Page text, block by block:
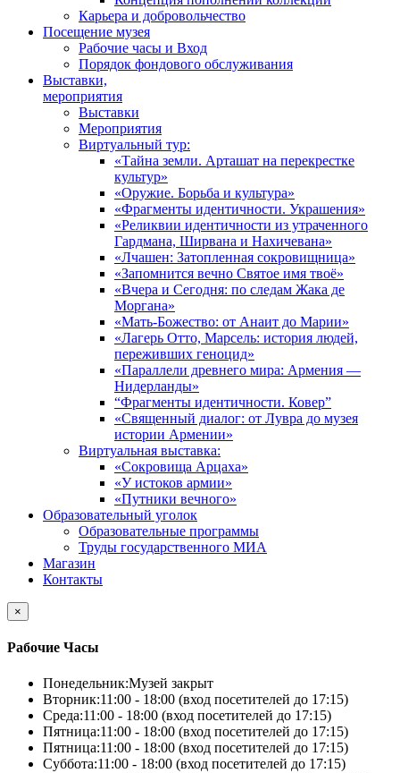
Карьера и добровольчество
Посещение музея
Рабочие часы и Вход
Порядок фондового обслуживания
Выставки,
мероприятия
Выставки
Мероприятия
Виртуальный тур:
«Тайна земли. Арташат на перекрестке
культур»
«Оружие. Борьба и культура»
«Фрагменты идентичности. Украшения»
«Реликвии идентичности из утраченного
Гардмана, Ширвана и Нахичевана»
«Лчашен: Затопленная сокровищница»
«Запомнится вечно Святое имя твоё»
«Вчера и Сегодня: по следам Жака де
Моргана»
«Мать-Божество: от Анаит до Марии»
«Лагерь Отто, Марсель: история людей,
переживших геноцид»
«Параллели древнего мира: Армения —
Нидерланды»
“Фрагменты идентичности. Ковер”
«Священный диалог: от Лувра до музея
истории Армении»
Виртуальная выставка:
«Сокровища Арцаха»
«У истоков армии»
«Путники вечного»
Образовательный уголок
Образовательные программы
Труды государственного МИА
Магазин
Контакты
×
Рабочие Часы
Понедельник:Музей закрыт
Вторник:11:00 - 18:00 (вход посетителей до 17:15)
Среда:11:00 - 18:00 (вход посетителей до 17:15)
Пятница:11:00 - 18:00 (вход посетителей до 17:15)
Пятница:11:00 - 18:00 (вход посетителей до 17:15)
Суббота:11:00 - 18:00 (вход посетителей до 17:15)